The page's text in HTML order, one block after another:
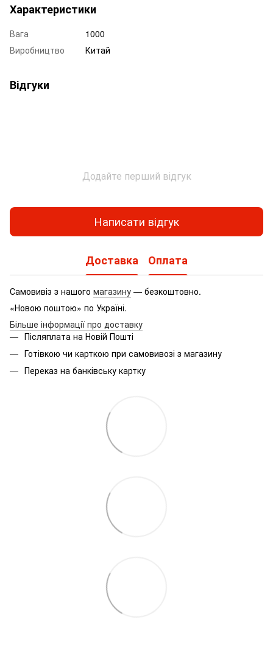
Характеристики
Вага
1000
Виробництво
Китай
Відгуки
Додайте перший відгук
Написати відгук
Доставка Оплата
Самовивіз з нашого магазину — безкоштовно.
«Новою поштою» по Україні.
Більше інформації про доставку
Післяплата на Новій Пошті
Готівкою чи карткою при самовивозі з магазину
Переказ на банківську картку